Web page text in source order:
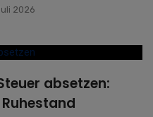
2026
absetzen: